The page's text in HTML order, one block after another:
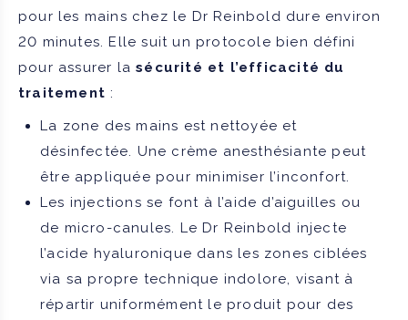
pour les mains chez le Dr Reinbold dure environ
20 minutes. Elle suit un protocole bien défini
pour assurer lasécurité et l’efficacité du
traitement :
La zone des mains est nettoyée et
désinfectée. Une crème anesthésiante peut
être appliquée pour minimiser l’inconfort.
Les injections se font à l’aide d’aiguilles ou
de micro-canules. Le Dr Reinbold injecte
l’acide hyaluronique dans les zones ciblées
via sa propre technique indolore, visant à
répartir uniformément le produit pour des